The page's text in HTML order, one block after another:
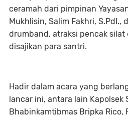
ceramah dari pimpinan
Mukhlisin, Salim Fakhri, S.PdI.,
drumband, atraksi pencak
disajikan para santri.
Hadir dalam acara yang
lancar ini, antara lain Kapolsek
Bhabinkamtibmas Bripka Rico,